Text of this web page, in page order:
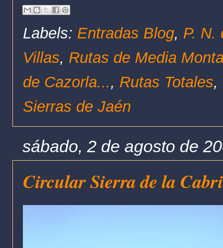
Labels: Entradas Blog, P. N.
Villas, Rutas de Media
de Cazorla..., Rutas Totales,
Sierras de Jaén
sábado, 2 de agosto de
Circular Sierra de la